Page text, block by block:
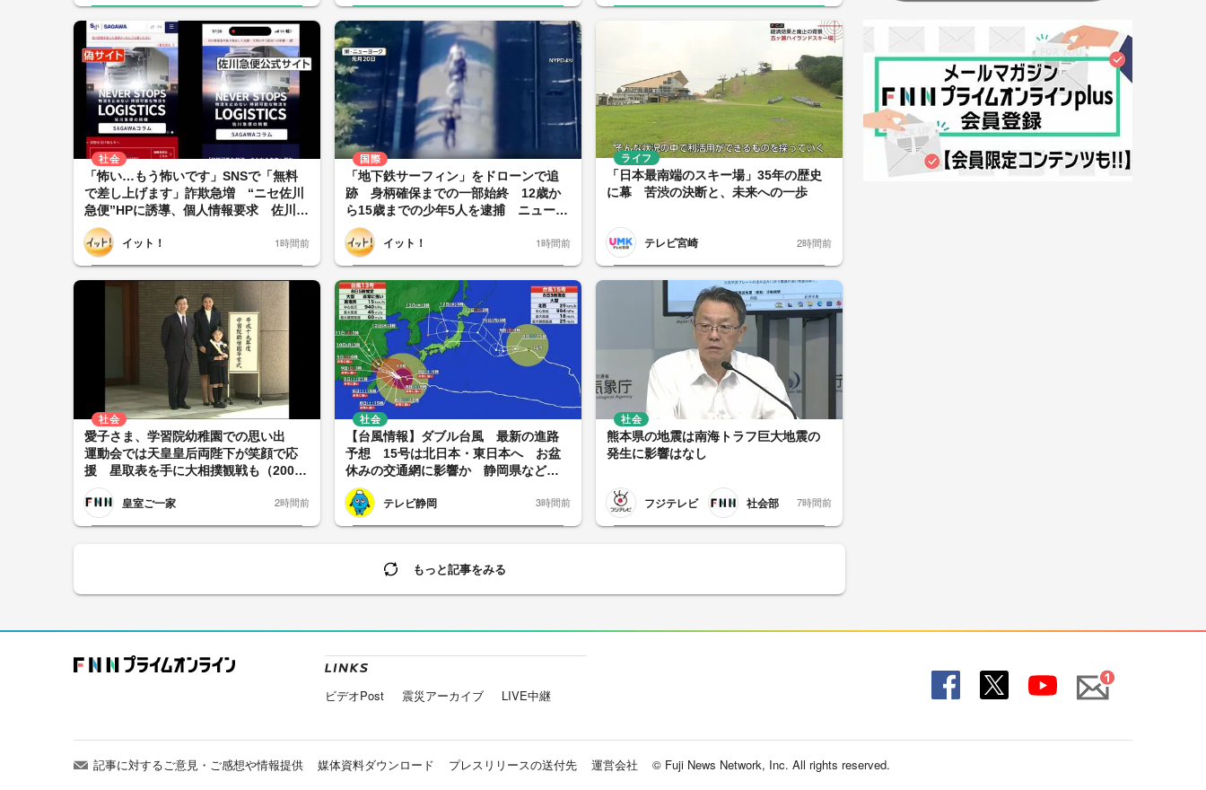
「怖い…もう怖いです」SNSで「無料
で差し上げます」詐欺急増 “ニセ佐川
急便”HPに誘導、個人情報要求 佐川急
便「断じて許されない」怒り
イット！
社会
1時間前
「地下鉄サーフィン」をドローンで追
跡 身柄確保までの一部始終 12歳か
ら15歳までの少年5人を逮捕 ニューヨ
ーク
イット！
国際
1時間前
「日本最南端のスキー場」35年の歴史
に幕 苦渋の決断と、未来への一歩
テレビ宮崎
ライフ
2時間前
愛子さま、学習院幼稚園での思い出
運動会では天皇皇后両陛下が笑顔で応
援 星取表を手に大相撲観戦も（2008
年3月23日放送）【「皇室ご一家」の記
憶】
皇室ご一家
社会
2時間前
【台風情報】ダブル台風 最新の進路
予想 15号は北日本・東日本へ お盆
休みの交通網に影響か 静岡県など海
のレジャーにも注意 13号は沖縄・奄
美で厳重警戒
テレビ静岡
社会
3時間前
熊本県の地震は南海トラフ巨大地震の
発生に影響はなし
フジテレビ 社会部
社会
7時間前
もっと記事をみる
ビデオPost 震災アーカイブ LIVE中継
Fac
ebo
X
You
Mail
記事に対するご意見・ご感想や情報提供 媒体資料ダウンロード プレスリリースの送付先 運営会社 © Fuji News Network, Inc. All rights reserved.